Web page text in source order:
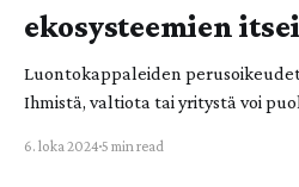
ekosysteemien
Luontokappaleiden
Ihmistä, valtiota tai yritystä voi
6. loka 2024 5 min read